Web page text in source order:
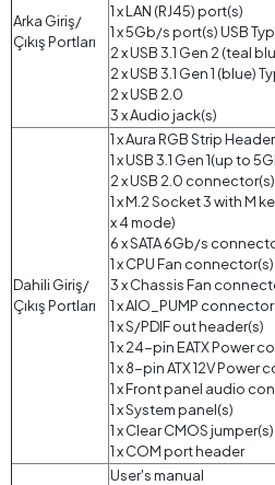
Arka Giriş/
Çıkış Portları
1 x LAN (RJ45) port(s)
1 x 5Gb/s port(s) USB
2 x USB 3.1 Gen 2 (teal
2 x USB 3.1 Gen 1 (blue)
2 x USB 2.0
3 x Audio jack(s)
Dahili Giriş/
Çıkış Portları
1 x Aura RGB Strip Header
1 x USB 3.1 Gen 1(up to
2 x USB 2.0
1 x M.2 Socket 3 with M
x 4 mode)
6 x SATA 6Gb/s
1 x CPU Fan connector(s)
3 x Chassis Fan
1 x AIO_PUMP connector
1 x S/PDIF out header(s)
1 x 24-pin EATX Power
1 x 8-pin ATX 12V Power
1 x Front panel audio
1 x System panel(s)
1 x Clear CMOS jumper(s)
1 x COM port header
User's manual